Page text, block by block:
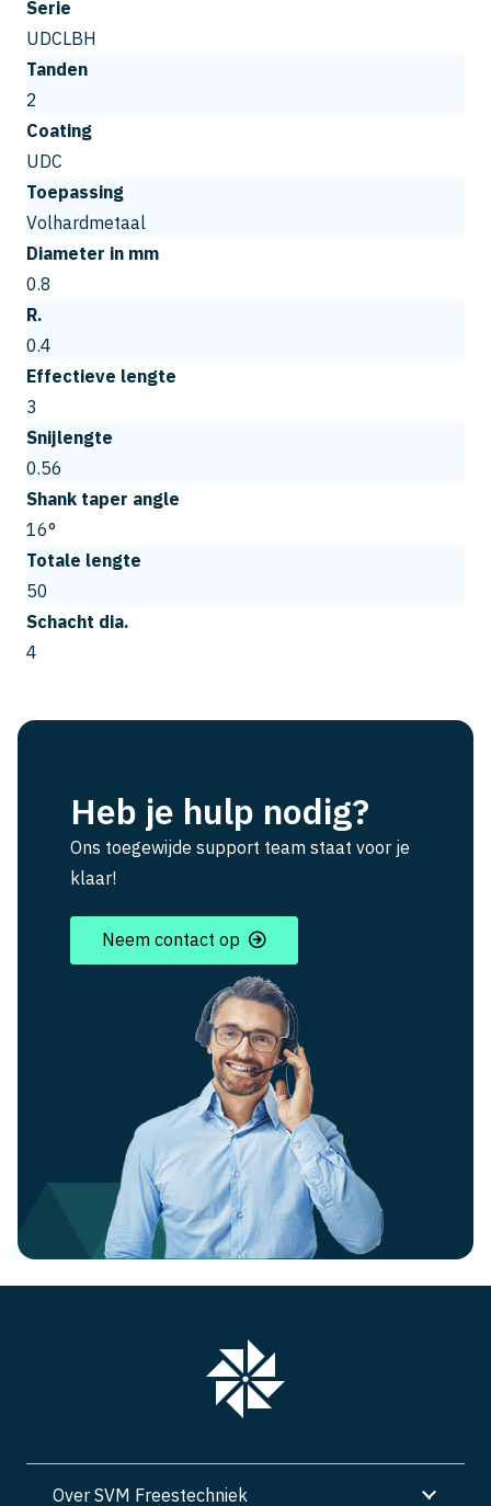
Serie
UDCLBH
Tanden
2
Coating
UDC
Toepassing
Volhardmetaal
Diameter in mm
0.8
R.
0.4
Effectieve lengte
3
Snijlengte
0.56
Shank taper angle
16°
Totale lengte
50
Schacht dia.
4
Heb je hulp nodig?
Ons toegewijde support team staat voor je
klaar!
Neem contact op
Over SVM Freestechniek